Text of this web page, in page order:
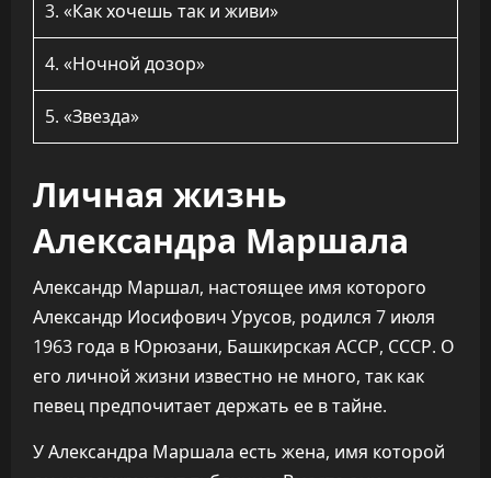
3. «Как хочешь так и живи»
4. «Ночной дозор»
5. «Звезда»
Личная жизнь
Александра Маршала
Александр Маршал, настоящее имя которого
Александр Иосифович Урусов, родился 7 июля
1963 года в Юрюзани, Башкирская АССР, СССР. О
его личной жизни известно не много, так как
певец предпочитает держать ее в тайне.
У Александра Маршала есть жена, имя которой